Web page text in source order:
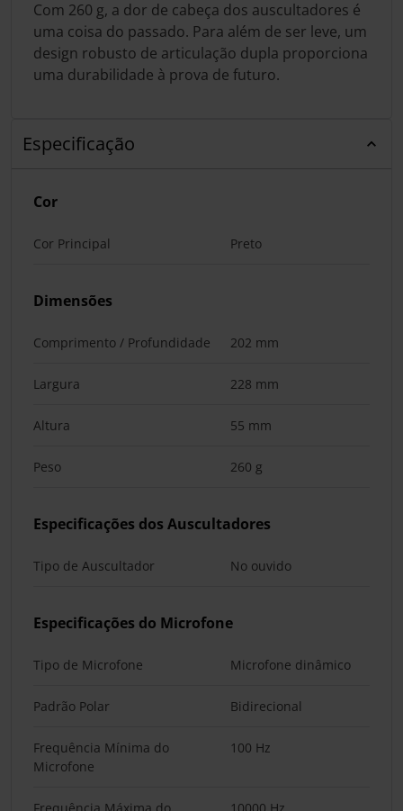
Com 260 g, a dor de cabeça dos auscultadores é
uma coisa do passado. Para além de ser leve, um
design robusto de articulação dupla proporciona
uma durabilidade à prova de futuro.
Especificação
Cor
Cor Principal Preto
Dimensões
Comprimento / Profundidade 202 mm
Largura 228 mm
Altura 55 mm
Peso 260 g
Especificações dos Auscultadores
Tipo de Auscultador No ouvido
Especificações do Microfone
Tipo de Microfone Microfone dinâmico
Padrão Polar Bidirecional
Frequência Mínima do
Microfone
100 Hz